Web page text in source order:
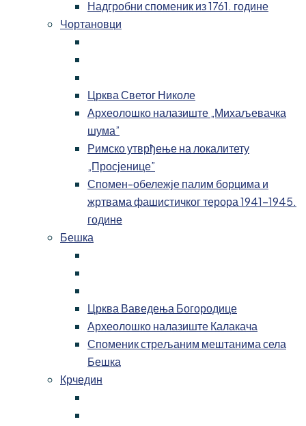
Надгробни споменик из 1761. године
Чортановци
Црква Светог Николе
Археолошко налазиште „Михаљевачка
шума”
Римско утврђење на локалитету
„Просјенице”
Спомен-обележје палим борцима и
жртвама фашистичког терора 1941-1945.
године
Бешка
Црква Ваведења Богородице
Археолошко налазиште Калакача
Споменик стрељаним мештанима села
Бешка
Крчедин